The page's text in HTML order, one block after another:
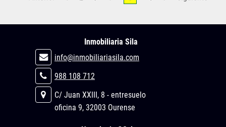
Inmobiliaria Sila
info@inmobiliariasila.com
988 108 712
C/ Juan XXIII, 8 - entresuelo
oficina 9, 32003 Ourense